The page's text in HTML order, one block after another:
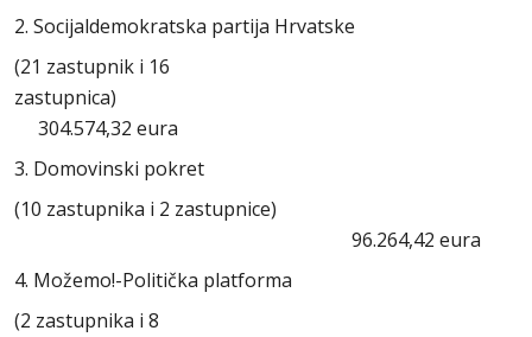
2. Socijaldemokratska partija Hrvatske
(21 zastupnik i 16
zastupnica)
304.574,32 eura
3. Domovinski pokret
(10 zastupnika i 2 zastupnice)
96.264,42 eura
4. Možemo!-Politička platforma
(2 zastupnika i 8